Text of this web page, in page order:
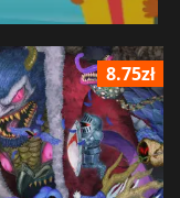
8.75zł